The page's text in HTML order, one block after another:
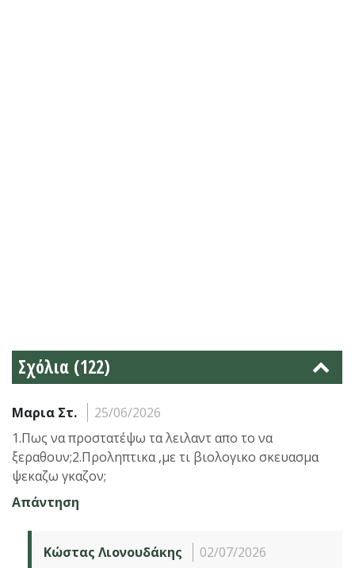
Σχόλια (122)
Μαρια Στ.
25/06/2026
1.Πως να προστατέψω τα λειλαντ απο το να
ξεραθουν;2.Προληπτικα ,με τι βιολογικο σκευασμα
ψεκαζω γκαζον;
Απάντηση
Κώστας Λιονουδάκης
02/07/2026